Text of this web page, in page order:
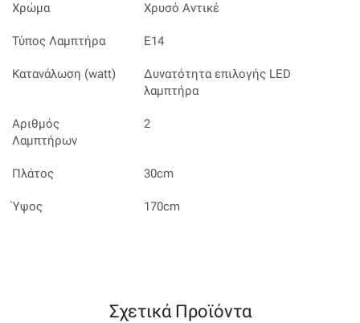
Χρώμα Χρυσό Αντικέ
Τύπος Λαμπτήρα Ε14
Κατανάλωση (watt)
Δυνατότητα επιλογής LED
λαμπτήρα
Αριθμός
Λαμπτήρων
2
Πλάτος 30cm
Ύψος 170cm
Σχετικά Προϊόντα